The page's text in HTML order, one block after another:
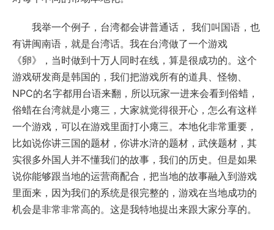
我举一个例子，台湾都会讲普通话， 我们叫国语，也
有讲闽南语，就是台湾话。我在台湾做了一个游戏
《卵》，当时做到十万人同时在线，算是很成功的。这个
游戏研发商是韩国的，我们把游戏所有的道具、怪物、
NPC的名字都用台语来翻，所以玩家一进来会看到俗蜡，
俗蜡在台湾就是小瘪三，大家就觉得很开心，怎么有这样
一个游戏，可以在游戏里面打小瘪三。本地化非常重要，
比如说你讲三国的题材，你讲水浒的题材，武侠题材，其
实很多外国人并不懂我们的故事，我们的历史。但是如果
说你能够跟当地的运营商配合，把当地的故事融入到游戏
里面来，因为我们的系统是很完整的，游戏在当地成功的
机会是非常非常高的。这是我特地提出来跟大家分享的。